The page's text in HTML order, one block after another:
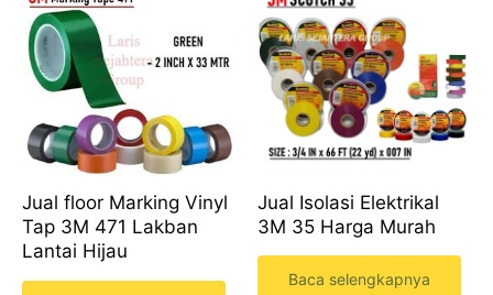
Jual floor Marking Vinyl
Tap 3M 471 Lakban
Lantai Hijau
Jual Isolasi Elektrikal
3M 35 Harga Murah
Baca selengkapnya